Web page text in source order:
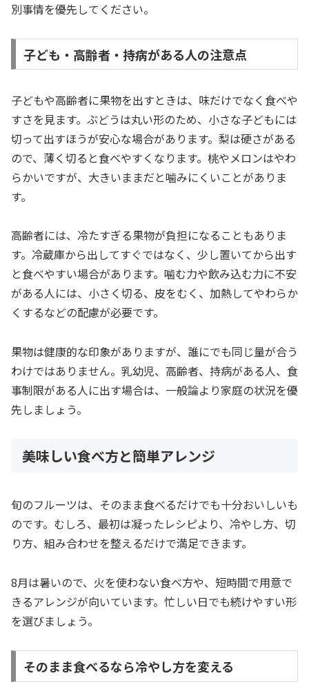
別事情を優先してください。
子ども・高齢者・持病がある人の注意点
子どもや高齢者に果物を出すときは、味だけでなく食べや
すさを見ます。ぶどうは丸い形のため、小さな子どもには
切って出すほうが安心な場合があります。梨は硬さがある
ので、薄く切ると食べやすくなります。桃やメロンはやわ
らかいですが、大きいままだと噛みにくいことがありま
す。
高齢者には、冷たすぎる果物が負担になることもありま
す。冷蔵庫から出してすぐではなく、少し置いてから出す
と食べやすい場合があります。噛む力や飲み込む力に不安
がある人には、小さく切る、皮をむく、加熱してやわらか
くするなどの配慮が必要です。
果物は健康的な印象がありますが、誰にでも同じ量が合う
わけではありません。乳幼児、高齢者、持病がある人、食
事制限がある人に出す場合は、一般論より家庭の状況を優
先しましょう。
美味しい食べ方と簡単アレンジ
旬のフルーツは、そのまま食べるだけでも十分おいしいも
のです。むしろ、最初は凝ったレシピより、冷やし方、切
り方、組み合わせを整えるだけで満足できます。
8月は暑いので、火を使わない食べ方や、短時間で用意で
きるアレンジが向いています。忙しい日でも続けやすい形
を選びましょう。
そのまま食べるなら冷やし方を変える